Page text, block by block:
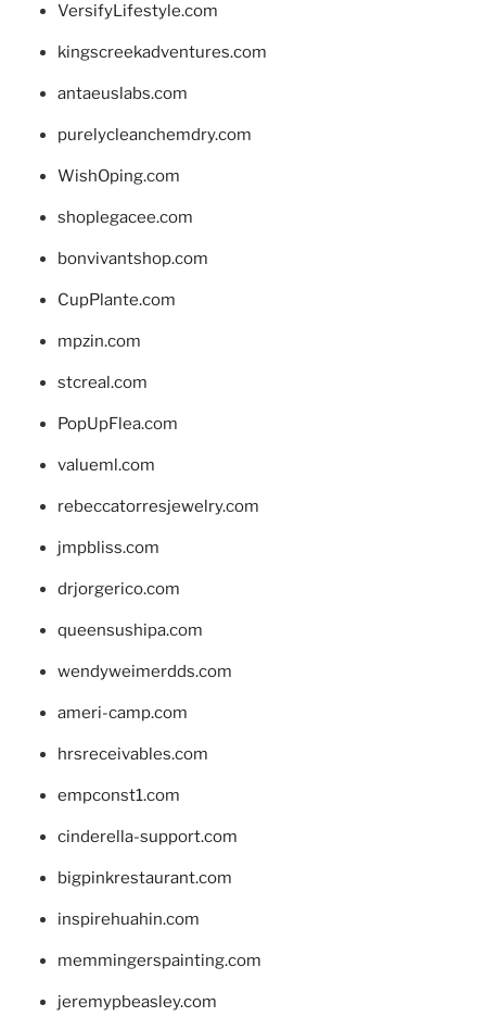
VersifyLifestyle.com
kingscreekadventures.com
antaeuslabs.com
purelycleanchemdry.com
WishOping.com
shoplegacee.com
bonvivantshop.com
CupPlante.com
mpzin.com
stcreal.com
PopUpFlea.com
valueml.com
rebeccatorresjewelry.com
jmpbliss.com
drjorgerico.com
queensushipa.com
wendyweimerdds.com
ameri-camp.com
hrsreceivables.com
empconst1.com
cinderella-support.com
bigpinkrestaurant.com
inspirehuahin.com
memmingerspainting.com
jeremypbeasley.com